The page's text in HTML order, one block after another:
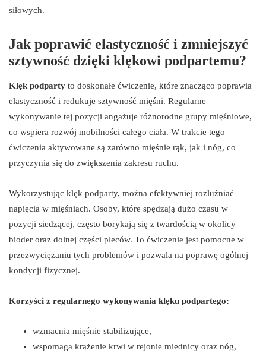
siłowych.
Jak poprawić elastyczność i zmniejszyć
sztywność dzięki klękowi podpartemu?
Klęk podparty to doskonałe ćwiczenie, które znacząco poprawia
elastyczność i redukuje sztywność mięśni. Regularne
wykonywanie tej pozycji angażuje różnorodne grupy mięśniowe,
co wspiera rozwój mobilności całego ciała. W trakcie tego
ćwiczenia aktywowane są zarówno mięśnie rąk, jak i nóg, co
przyczynia się do zwiększenia zakresu ruchu.
Wykorzystując klęk podparty, można efektywniej rozluźniać
napięcia w mięśniach. Osoby, które spędzają dużo czasu w
pozycji siedzącej, często borykają się z twardością w okolicy
bioder oraz dolnej części pleców. To ćwiczenie jest pomocne w
przezwyciężaniu tych problemów i pozwala na poprawę ogólnej
kondycji fizycznej.
Korzyści z regularnego wykonywania klęku podpartego:
wzmacnia mięśnie stabilizujące,
wspomaga krążenie krwi w rejonie miednicy oraz nóg,